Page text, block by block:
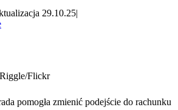
29.10.25|
Flickr
pomogła zmienić podejście do rachunku